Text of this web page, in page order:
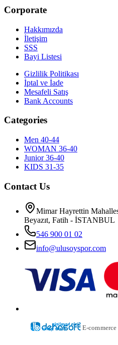
Corporate
Hakkımızda
İletişim
SSS
Bayi Listesi
Gizlilik Politikası
İptal ve İade
Mesafeli Satış
Bank Accounts
Categories
Men 40-44
WOMAN 36-40
Junior 36-40
KIDS 31-35
Contact Us
Mimar Hayrettin
Beyazıt, Fatih - İSTANBUL
546 900 01 02
info@ulusoyspor.com
E-